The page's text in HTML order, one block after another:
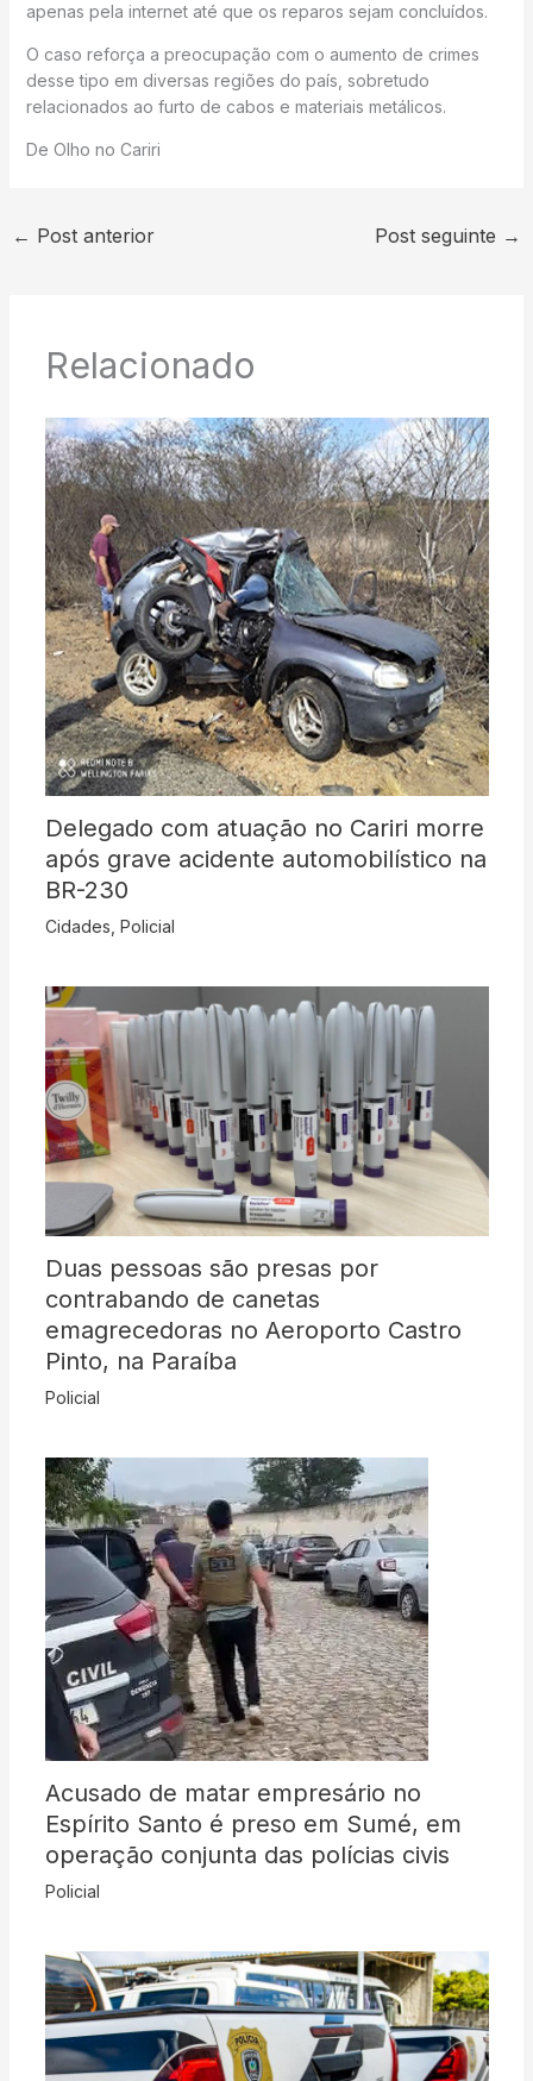
apenas pela internet até que os reparos sejam concluídos.
O caso reforça a preocupação com o aumento de crimes
desse tipo em diversas regiões do país, sobretudo
relacionados ao furto de cabos e materiais metálicos.
De Olho no Cariri
← Post anterior Post seguinte →
Relacionado
Delegado com atuação no Cariri morre
após grave acidente automobilístico na
BR-230
Cidades Policial
Duas pessoas são presas por
contrabando de canetas
emagrecedoras no Aeroporto Castro
Pinto, na Paraíba
Policial
Acusado de matar empresário no
Espírito Santo é preso em Sumé, em
operação conjunta das polícias civis
Policial